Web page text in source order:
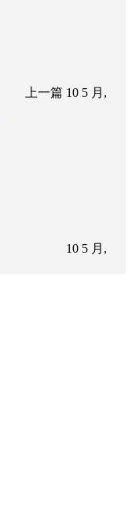
上一篇 10 5 月,
10 5 月,